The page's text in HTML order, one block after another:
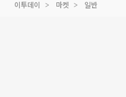
이투데이 마켓 일반